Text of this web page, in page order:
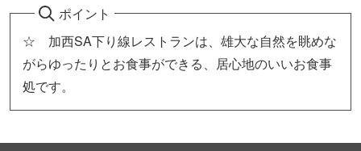
ポイント
☆ 加西SA下り線レストランは、雄大な自然を眺めな
がらゆったりとお食事ができる、居心地のいいお食事
処です。